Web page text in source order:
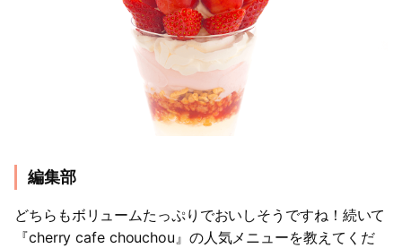
編集部
どちらもボリュームたっぷりでおいしそうですね！続いて
『cherry cafe chouchou』の人気メニューを教えてくだ